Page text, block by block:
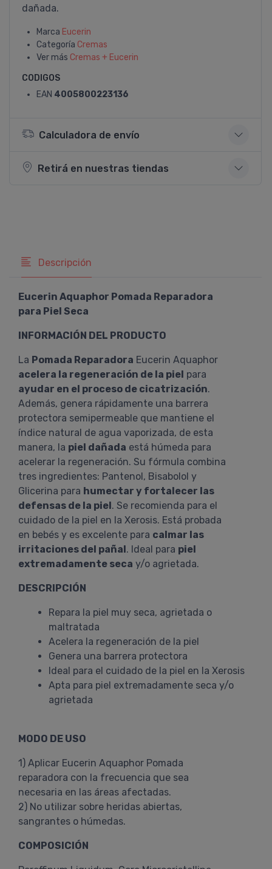
dañada.
Marca Eucerin
Categoría Cremas
Ver más Cremas + Eucerin
CODIGOS
EAN 4005800223136
Calculadora de envío
Retirá en nuestras tiendas
Descripción
Eucerin Aquaphor Pomada Reparadora
para Piel Seca
INFORMACIÓN DEL PRODUCTO
La Pomada Reparadora Eucerin Aquaphor
acelera la regeneración de la piel para
ayudar en el proceso de cicatrización.
Además, genera rápidamente una barrera
protectora semipermeable que mantiene el
índice natural de agua vaporizada, de esta
manera, la piel dañada está húmeda para
acelerar la regeneración. Su fórmula combina
tres ingredientes: Pantenol, Bisabolol y
Glicerina para humectar y fortalecer las
defensas de la piel. Se recomienda para el
cuidado de la piel en la Xerosis. Está probada
en bebés y es excelente para calmar las
irritaciones del pañal. Ideal para piel
extremadamente seca y/o agrietada.
DESCRIPCIÓN
Repara la piel muy seca, agrietada o
maltratada
Acelera la regeneración de la piel
Genera una barrera protectora
Ideal para el cuidado de la piel en la Xerosis
Apta para piel extremadamente seca y/o
agrietada
MODO DE USO
1) Aplicar Eucerin Aquaphor Pomada
reparadora con la frecuencia que sea
necesaria en las áreas afectadas.
2) No utilizar sobre heridas abiertas,
sangrantes o húmedas.
COMPOSICIÓN